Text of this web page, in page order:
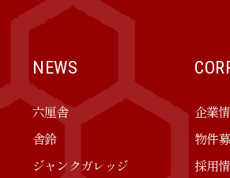
NEWS
六厘舎
舎鈴
ジャンクガレッジ
企業
物件
採用